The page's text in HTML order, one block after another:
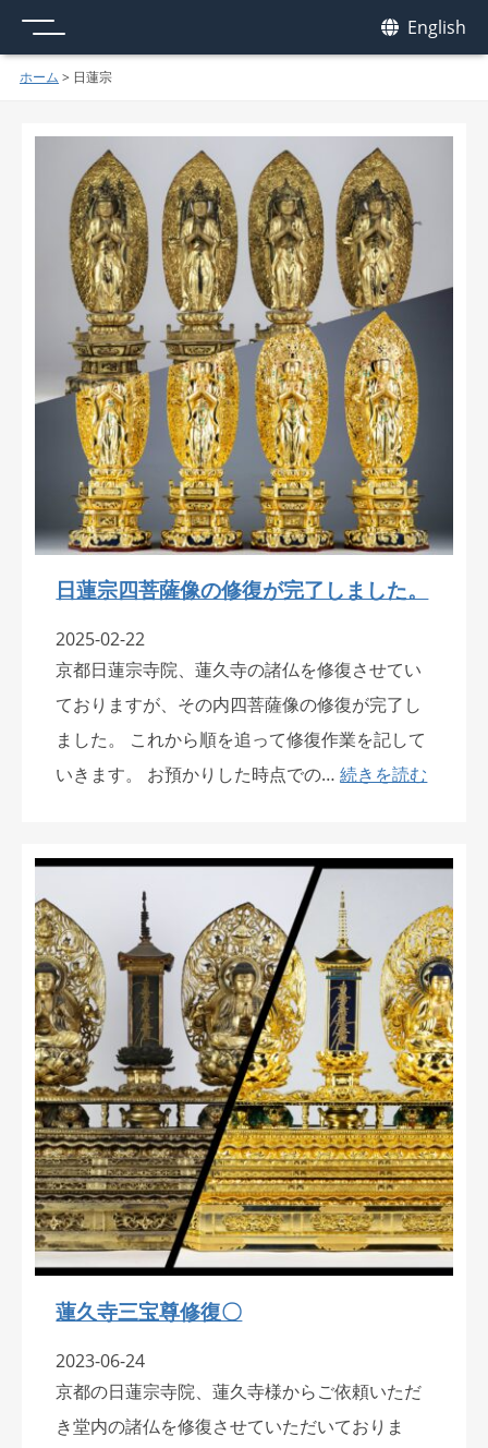
English
ホーム > 日蓮宗
日蓮宗四菩薩像の修復が完了しました。
2025-02-22
京都日蓮宗寺院、蓮久寺の諸仏を修復させてい
ておりますが、その内四菩薩像の修復が完了し
ました。 これから順を追って修復作業を記して
いきます。 お預かりした時点での…続きを読む
蓮久寺三宝尊修復〇
2023-06-24
京都の日蓮宗寺院、蓮久寺様からご依頼いただ
き堂内の諸仏を修復させていただいておりま